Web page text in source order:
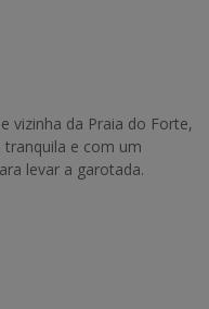
vizinha da Praia do Forte,
tranquila e com um
levar a garotada.